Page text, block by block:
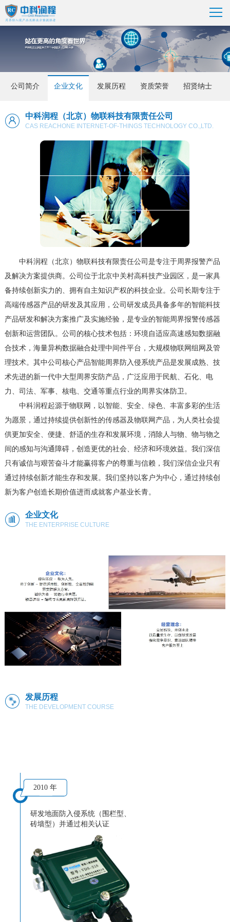
公司简介 企业文化 发展历程 资质荣誉 招贤纳士
中科润程（北京）物联科技有限责任公司
CAS REACHONE INTERNET-OF-THINGS TECHNOLOGY CO.,LTD.
中科润程（北京）物联科技有限责任公司是专注于周界报警产品
及解决方案提供商。公司位于北京中关村高科技产业园区，是一家具
备持续创新实力的、拥有自主知识产权的科技企业。公司长期专注于
高端传感器产品的研发及其应用，公司研发成员具备多年的智能科技
产品研发和解决方案推广及实施经验，是专业的智能周界报警传感器
创新和运营团队。公司的核心技术包括：环境自适应高速感知数据融
合技术，海量异构数据融合处理中间件平台，大规模物联网组网及管
理技术。其中公司核心产品智能周界防入侵系统产品是发展成熟、技
术先进的新一代中大型周界安防产品，广泛应用于民航、石化、电
力、司法、军事、核电、交通等重点行业的周界实体防卫。
中科润程起源于物联网，以智能、安全、绿色、丰富多彩的生活
为愿景，通过持续提供创新性的传感器及物联网产品，为人类社会提
供更加安全、便捷、舒适的生存和发展环境，消除人与物、物与物之
间的感知与沟通障碍，创造更优的社会、经济和环境效益。我们深信
只有诚信与艰苦奋斗才能赢得客户的尊重与信赖，我们深信企业只有
通过持续创新才能生存和发展。我们坚持以客户为中心，通过持续创
新为客户创造长期价值进而成就客户基业长青。
企业文化
THE ENTERPRISE CULTURE
发展历程
THE DEVELOPMENT COURSE
2010 年
研发地面防入侵系统（围栏型、
砖墙型）并通过相关认证